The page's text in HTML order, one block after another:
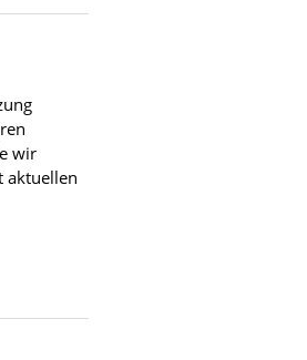
wir
aktuellen